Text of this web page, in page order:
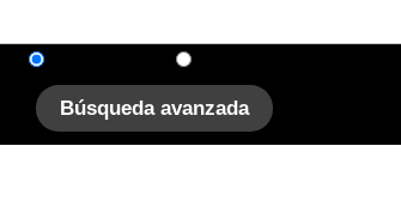
Búsqueda avanzada